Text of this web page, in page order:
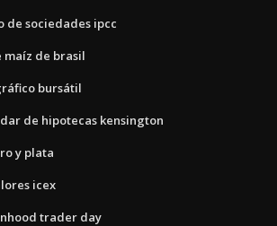
de sociedades ipcc
maíz de brasil
bursátil
de hipotecas kensington
y plata
icex
trader day